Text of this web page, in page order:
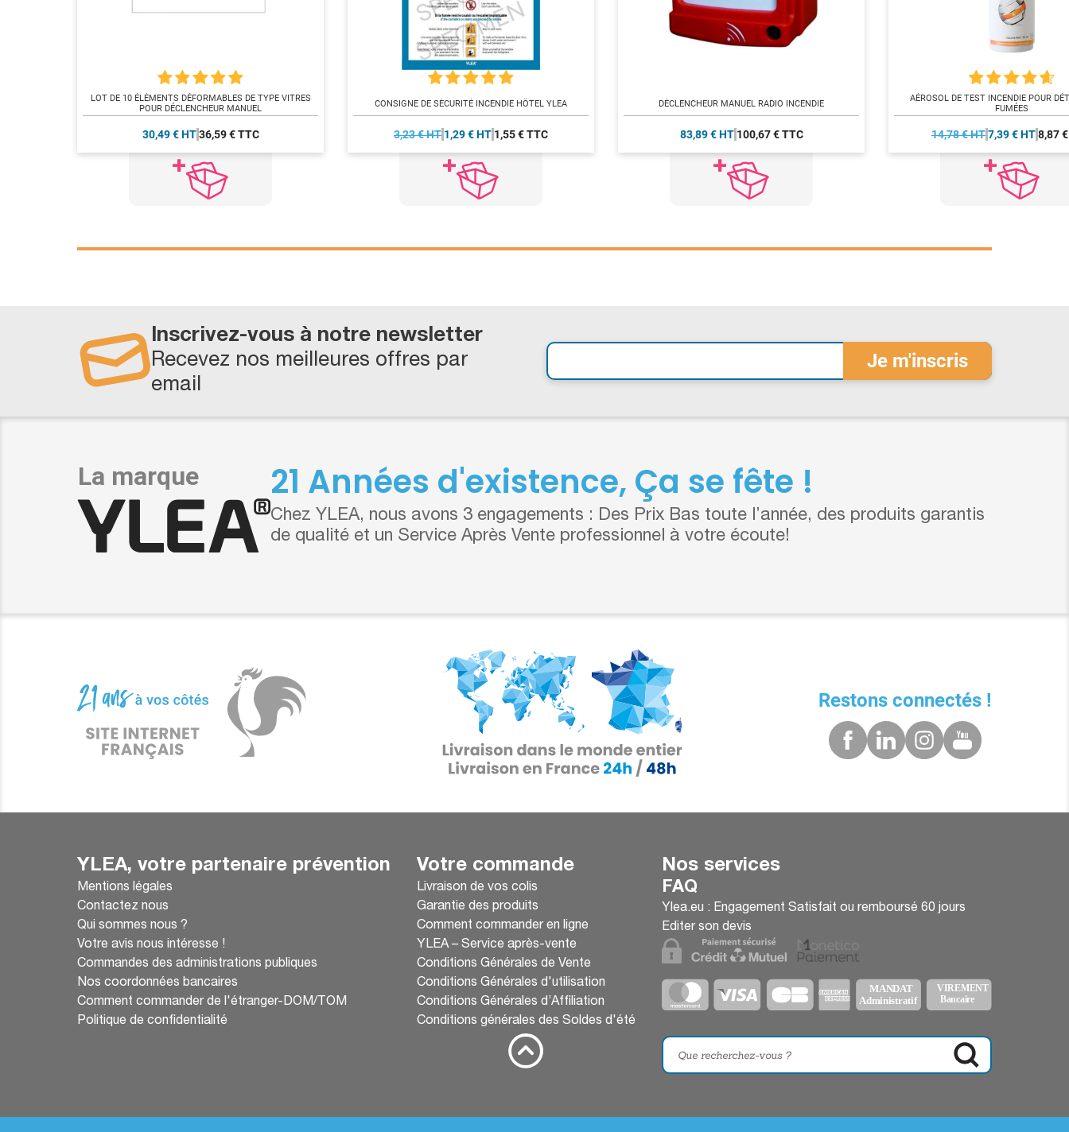
LOT DE 10 ÉLÉMENTS DÉFORMABLES DE TYPE VITRES
POUR DÉCLENCHEUR MANUEL
30,49 € HT 36,59 € TTC
CONSIGNE DE SÉCURITÉ INCENDIE HÔTEL YLEA
3,23 € HT 1,29 € HT 1,55 € TTC
DÉCLENCHEUR MANUEL RADIO INCENDIE
83,89 € HT 100,67 € TTC
AÉROSOL DE TEST INCENDIE POUR
FUMÉES
14,78 € HT7,39 € HT8,87
Inscrivez-vous à notre newsletter
Recevez nos meilleures offres par
email
21 Années d'existence, Ça se fête !
Chez YLEA, nous avons 3 engagements : Des Prix Bas toute l’année, des produits garantis
de qualité et un Service Après Vente professionnel à votre écoute!
Restons connectés !
YLEA, votre partenaire prévention
Mentions légales
Contactez nous
Qui sommes nous ?
Votre avis nous intéresse !
Commandes des administrations publiques
Nos coordonnées bancaires
Comment commander de l'étranger-DOM/TOM
Politique de confidentialité
Votre commande
Livraison de vos colis
Garantie des produits
Comment commander en ligne
YLEA – Service après-vente
Conditions Générales de Vente
Conditions Générales d'utilisation
Conditions Générales d’Affiliation
Conditions générales des Soldes d'été
Nos services
FAQ
Ylea.eu : Engagement Satisfait ou remboursé 60 jours
Editer son devis